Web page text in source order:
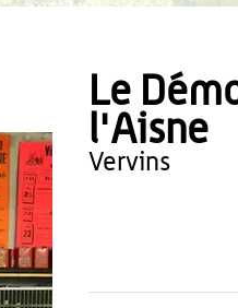
Le
l'Aisne
vervins